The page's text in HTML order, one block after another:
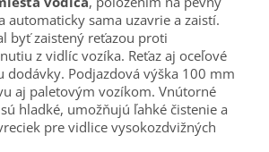
automaticky sama uzavrie a zaistí.
byť zaistený reťazou proti
z vidlíc vozíka. Reťaz aj oceľové
dodávky. Podjazdová výška 100 mm
aj paletovým vozíkom. Vnútorné
hladké, umožňujú ľahké čistenie a
pre vidlice vysokozdvižných